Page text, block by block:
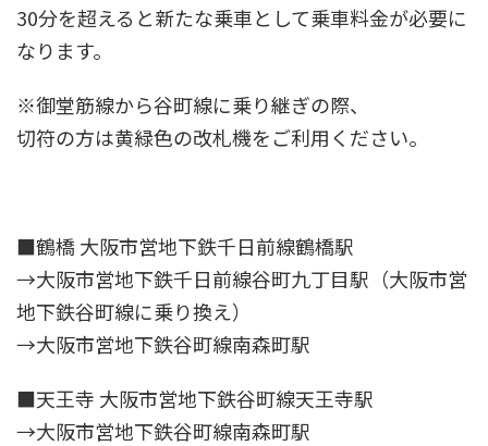
30分を超えると新たな乗車として乗車料金が必要に
なります。
※御堂筋線から谷町線に乗り継ぎの際、
切符の方は黄緑色の改札機をご利用ください。
■鶴橋 大阪市営地下鉄千日前線鶴橋駅
→大阪市営地下鉄千日前線谷町九丁目駅（大阪市営
地下鉄谷町線に乗り換え）
→大阪市営地下鉄谷町線南森町駅
■天王寺 大阪市営地下鉄谷町線天王寺駅
→大阪市営地下鉄谷町線南森町駅